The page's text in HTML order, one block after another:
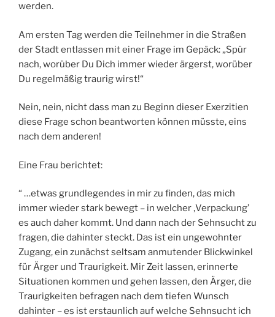
werden.
Am ersten Tag werden die Teilnehmer in die Straßen
der Stadt entlassen mit einer Frage im Gepäck: „Spür
nach, worüber Du Dich immer wieder ärgerst, worüber
Du regelmäßig traurig wirst!“
Nein, nein, nicht dass man zu Beginn dieser Exerzitien
diese Frage schon beantworten können müsste, eins
nach dem anderen!
Eine Frau berichtet:
“ …etwas grundlegendes in mir zu finden, das mich
immer wieder stark bewegt – in welcher ‚Verpackung’
es auch daher kommt. Und dann nach der Sehnsucht zu
fragen, die dahinter steckt. Das ist ein ungewohnter
Zugang, ein zunächst seltsam anmutender Blickwinkel
für Ärger und Traurigkeit. Mir Zeit lassen, erinnerte
Situationen kommen und gehen lassen, den Ärger, die
Traurigkeiten befragen nach dem tiefen Wunsch
dahinter – es ist erstaunlich auf welche Sehnsucht ich